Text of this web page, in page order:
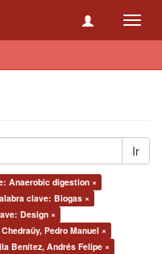
Ir
Anaerobic digestion ×
clave: Biogas ×
Design ×
Pedro Manuel ×
Benítez, Andrés Felipe ×